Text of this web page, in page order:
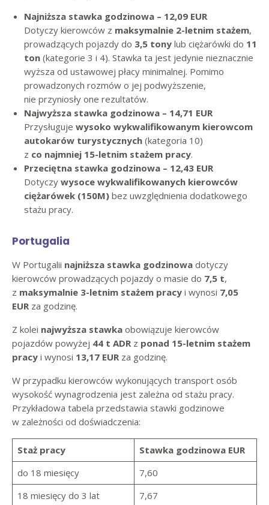
Najniższa stawka godzinowa – 12,09 EUR
Dotyczy kierowców z maksymalnie 2-letnim stażem,
prowadzących pojazdy do 3,5 tony lub ciężarówki do 11
ton (kategorie 3 i 4). Stawka ta jest jedynie nieznacznie
wyższa od ustawowej płacy minimalnej. Pomimo
prowadzonych rozmów o jej podwyższenie,
nie przyniosły one rezultatów.
Najwyższa stawka godzinowa – 14,71 EUR
Przysługuje wysoko wykwalifikowanym kierowcom
autokarów turystycznych (kategoria 10)
z co najmniej 15-letnim stażem pracy.
Przeciętna stawka godzinowa – 12,43 EUR
Dotyczy wysoce wykwalifikowanych kierowców
ciężarówek (150M) bez uwzględnienia dodatkowego
stażu pracy.
Portugalia
W Portugalii najniższa stawka godzinowa dotyczy
kierowców prowadzących pojazdy o masie do 7,5 t,
z maksymalnie 3-letnim stażem pracy i wynosi 7,05
EUR za godzinę.
Z kolei najwyższa stawka obowiązuje kierowców
pojazdów powyżej 44 t ADR z ponad 15-letnim stażem
pracy i wynosi 13,17 EUR za godzinę.
W przypadku kierowców wykonujących transport osób
wysokość wynagrodzenia jest zależna od stażu pracy.
Przykładowa tabela przedstawia stawki godzinowe
w zależności od doświadczenia:
Staż pracy
Stawka godzinowa EUR
do 18 miesięcy
7,60
18 miesięcy do 3 lat
7,67